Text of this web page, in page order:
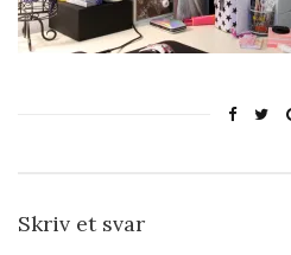
Skriv et svar